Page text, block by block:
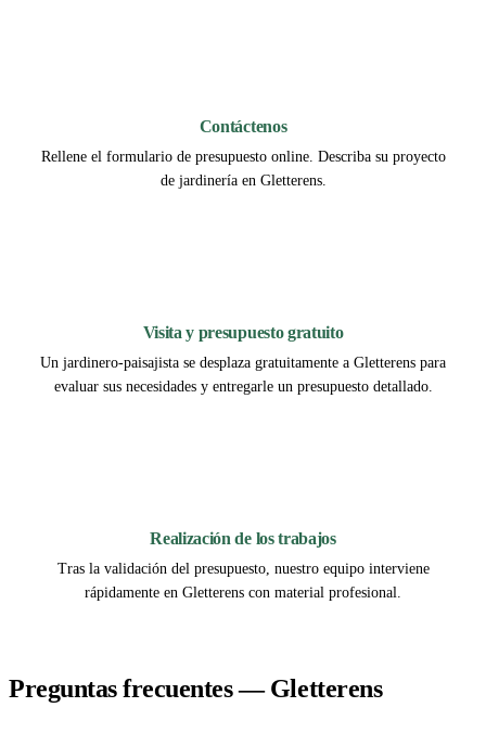
Contáctenos
Rellene el formulario de presupuesto online. Describa su proyecto
de jardinería en Gletterens.
Visita y presupuesto gratuito
Un jardinero-paisajista se desplaza gratuitamente a Gletterens para
evaluar sus necesidades y entregarle un presupuesto detallado.
Realización de los trabajos
Tras la validación del presupuesto, nuestro equipo interviene
rápidamente en Gletterens con material profesional.
Preguntas frecuentes — Gletterens